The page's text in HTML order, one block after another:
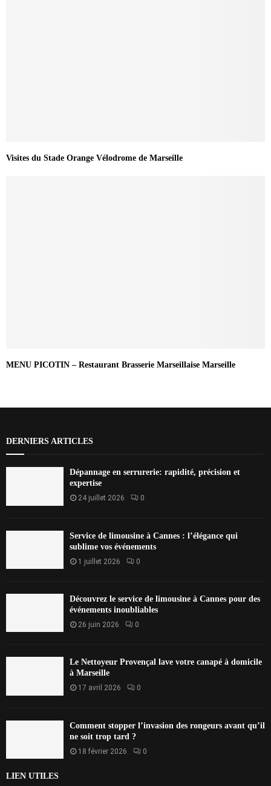
Visites du Stade Orange Vélodrome de Marseille
MENU PICOTIN – Restaurant Brasserie Marseillaise Marseille
DERNIERS ARTICLES
Dépannage en serrurerie: rapidité, précision et
expertise
24 juillet 2026 0
Service de limousine à Cannes : l’élégance qui
sublime vos événements
1 juillet 2026 0
Découvrez le service de limousine à Cannes pour des
événements inoubliables
26 juin 2026 0
Le Nettoyeur Provençal lave votre canapé à domicile
à Marseille
17 avril 2026 0
Comment stopper l’invasion des rongeurs avant qu’il
ne soit trop tard ?
18 février 2026 0
LIEN UTILES